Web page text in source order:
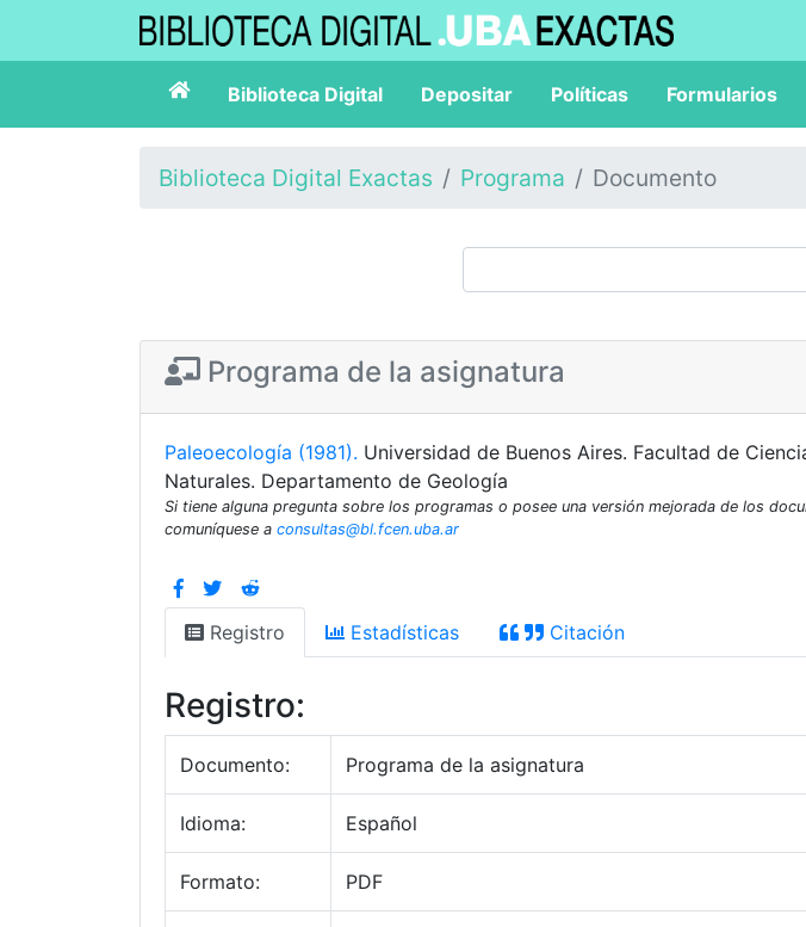
Biblioteca Digital Depositar Políticas Formularios
Biblioteca Digital Exactas Programa Documento
Programa de la asignatura
Paleoecología (1981). Universidad de Buenos Aires. Facultad de
Naturales. Departamento de Geología
Si tiene alguna pregunta sobre los programas o posee una versión mejorada de los
comuníquese a consultas@bl.fcen.uba.ar
Registro Estadísticas Citación
Registro:
Documento: Programa de la asignatura
Idioma: Español
Formato: PDF